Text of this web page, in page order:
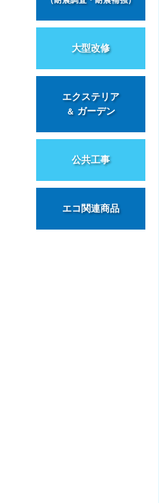
大型改修
エクステリア
＆ ガーデン
公共工事
エコ関連商品